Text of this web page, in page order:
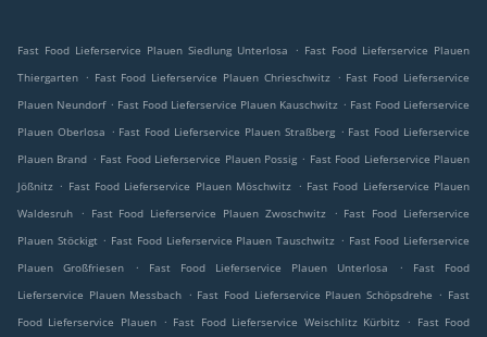
Fast Food Lieferservice Plauen Siedlung Unterlosa . Fast Food Lieferservice Plauen
Thiergarten . Fast Food Lieferservice Plauen Chrieschwitz . Fast Food Lieferservice
Plauen Neundorf . Fast Food Lieferservice Plauen Kauschwitz . Fast Food Lieferservice
Plauen Oberlosa . Fast Food Lieferservice Plauen Straßberg . Fast Food Lieferservice
Plauen Brand . Fast Food Lieferservice Plauen Possig . Fast Food Lieferservice Plauen
Jößnitz . Fast Food Lieferservice Plauen Möschwitz . Fast Food Lieferservice Plauen
Waldesruh
. Fast Food Lieferservice Plauen Zwoschwitz . Fast Food Lieferservice
Plauen Stöckigt . Fast Food Lieferservice Plauen Tauschwitz . Fast Food Lieferservice
Plauen Großfriesen
. Fast Food Lieferservice Plauen Unterlosa .
Fast Food
Lieferservice Plauen Messbach . Fast Food Lieferservice Plauen Schöpsdrehe . Fast
Food Lieferservice Plauen . Fast Food Lieferservice Weischlitz Kürbitz . Fast Food